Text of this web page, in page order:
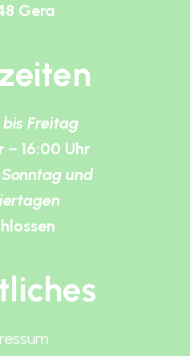
Gera
Freitag
– 16:00 Uhr
und